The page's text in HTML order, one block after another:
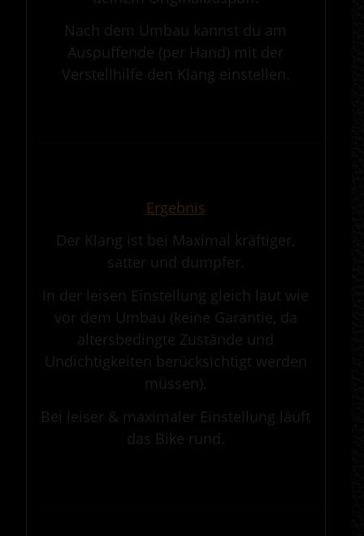
Nach dem Umbau kannst du am
Auspuffende (per Hand) mit der
Verstellhilfe den Klang einstellen.
Ergebnis
Der Klang ist bei Maximal kräftiger,
satter und dumpfer.
In der leisen Einstellung gleich laut wie
vor dem Umbau (keine Garantie, da
altersbedingte Zustände und
Undichtigkeiten berücksichtigt werden
müssen).
Bei leiser & maximaler Einstellung läuft
das Bike rund.